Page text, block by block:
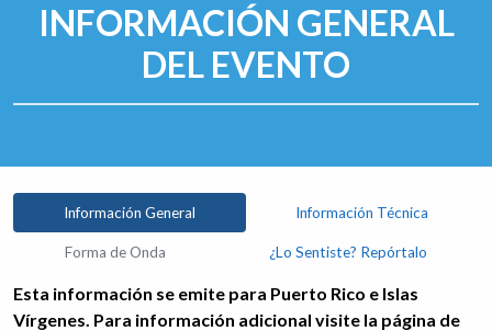
INFORMACIÓN GENERAL
DEL EVENTO
Información General Información Técnica
Forma de Onda ¿Lo Sentiste? Repórtalo
Esta información se emite para Puerto Rico e Islas
Vírgenes. Para información adicional visite la página de